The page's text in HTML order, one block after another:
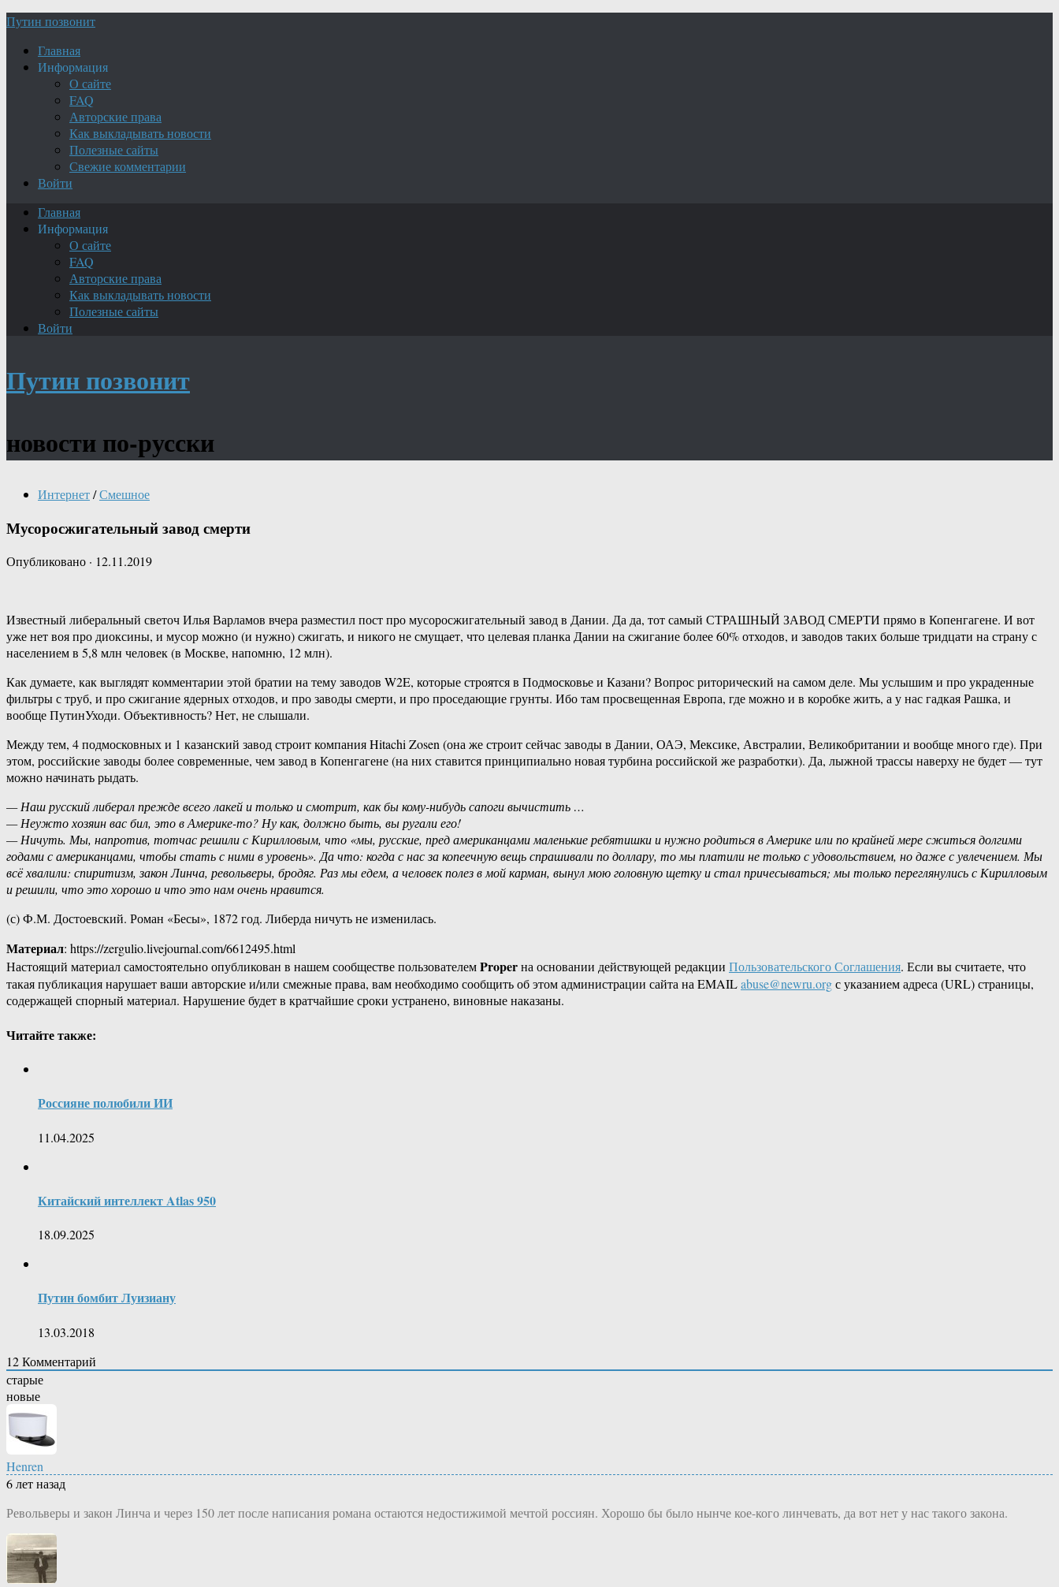
Путин позвонит
Главная
Информация
О сайте
FAQ
Авторские права
Как выкладывать новости
Полезные сайты
Свежие комментарии
Войти
Главная
Информация
О сайте
FAQ
Авторские права
Как выкладывать новости
Полезные сайты
Войти
Путин позвонит
новости по-русски
Интернет/Смешное
Мусоросжигательный завод смерти
Опубликовано · 12.11.2019
Известный либеральный светоч Илья Варламов вчера разместил пост про мусоросжигательный завод в Дании. Да да, тот самый СТРАШНЫЙ ЗАВОД СМЕРТИ прямо в Копенгагене. И вот
уже нет воя про диоксины, и мусор можно (и нужно) сжигать, и никого не смущает, что целевая планка Дании на сжигание более 60% отходов, и заводов таких больше тридцати на страну с
населением в 5,8 млн человек (в Москве, напомню, 12 млн).
Как думаете, как выглядят комментарии этой братии на тему заводов W2E, которые строятся в Подмосковье и Казани? Вопрос риторический на самом деле. Мы услышим и про украденные
фильтры с труб, и про сжигание ядерных отходов, и про заводы смерти, и про проседающие грунты. Ибо там просвещенная Европа, где можно и в коробке жить, а у нас гадкая Рашка, и
вообще ПутинУходи. Объективность? Нет, не слышали.
Между тем, 4 подмосковных и 1 казанский завод строит компания Hitachi Zosen (она же строит сейчас заводы в Дании, ОАЭ, Мексике, Австралии, Великобритании и вообще много где). При
этом, российские заводы более современные, чем завод в Копенгагене (на них ставится принципиально новая турбина российской же разработки). Да, лыжной трассы наверху не будет — тут
можно начинать рыдать.
— Наш русский либерал прежде всего лакей и только и смотрит, как бы кому-нибудь сапоги вычистить …
— Неужто хозяин вас бил, это в Америке-то? Ну как, должно быть, вы ругали его!
— Ничуть. Мы, напротив, тотчас решили с Кирилловым, что «мы, русские, пред американцами маленькие ребятишки и нужно родиться в Америке или по крайней мере сжиться долгими
годами с американцами, чтобы стать с ними в уровень». Да что: когда с нас за копеечную вещь спрашивали по доллару, то мы платили не только с удовольствием, но даже с увлечением. Мы
всё хвалили: спиритизм, закон Линча, револьверы, бродяг. Раз мы едем, а человек полез в мой карман, вынул мою головную щетку и стал причесываться; мы только переглянулись с Кирилловым
и решили, что это хорошо и что это нам очень нравится.
(с) Ф.М. Достоевский. Роман «Бесы», 1872 год. Либерда ничуть не изменилась.
Материал: https://zergulio.livejournal.com/6612495.html
Настоящий материал самостоятельно опубликован в нашем сообществе пользователемProperна основании действующей редакции Пользовательского Соглашения. Если вы считаете, что
такая публикация нарушает ваши авторские и/или смежные права, вам необходимо сообщить об этом администрации сайта на EMAILabuse@newru.orgс указанием адреса (URL) страницы,
содержащей спорный материал. Нарушение будет в кратчайшие сроки устранено, виновные наказаны.
Читайте также:
Россияне полюбили ИИ
11.04.2025
Китайский интеллект Atlas 950
18.09.2025
Путин бомбит Луизиану
13.03.2018
12Комментарий
старые
новые
Henren
6 лет назад
Револьверы и закон Линча и через 150 лет после написания романа остаются недостижимой мечтой россиян. Хорошо бы было нынче кое-кого линчевать, да вот нет у нас такого закона.